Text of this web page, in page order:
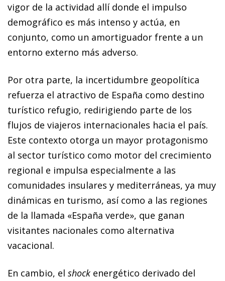
vigor de la actividad allí donde el impulso
demográfico es más intenso y actúa, en
conjunto, como un amortiguador frente a un
entorno externo más adverso.
Por otra parte, la incertidumbre geopolítica
refuerza el atractivo de España como destino
turístico refugio, redirigiendo parte de los
flujos de viajeros internacionales hacia el país.
Este contexto otorga un mayor protagonismo
al sector turístico como motor del crecimiento
regional e impulsa especialmente a las
comunidades insulares y mediterráneas, ya muy
dinámicas en turismo, así como a las regiones
de la llamada «España verde», que ganan
visitantes nacionales como alternativa
vacacional.
En cambio, el shock energético derivado del